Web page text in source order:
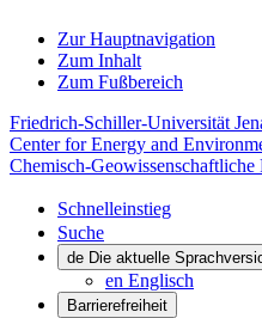
Zur Hauptnavigation
Zum Inhalt
Zum Fußbereich
Friedrich-Schiller-Universität
Center for Energy and
Chemisch-Geowissenschaftliche
Schnelleinstieg
Suche
de Die aktuelle
en Englisch
Barrierefreiheit